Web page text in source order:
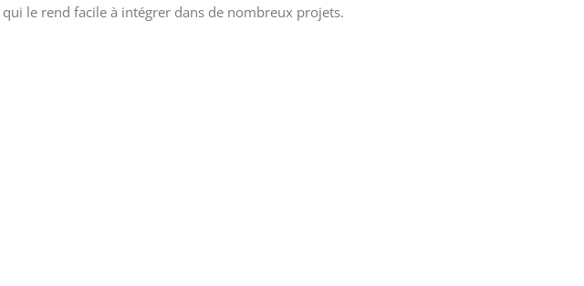
le rend facile à intégrer dans de nombreux projets.